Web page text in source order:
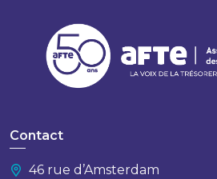
Contact
46 rue d’Amsterdam